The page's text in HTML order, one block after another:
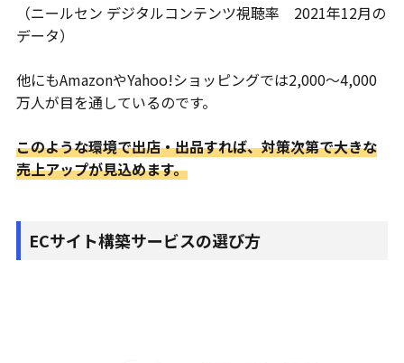
（ニールセン デジタルコンテンツ視聴率 2021年12月の
データ）
他にもAmazonやYahoo!ショッピングでは2,000～4,000
万人が目を通しているのです。
このような環境で出店・出品すれば、対策次第で大きな
売上アップが見込めます。
ECサイト構築サービスの選び方